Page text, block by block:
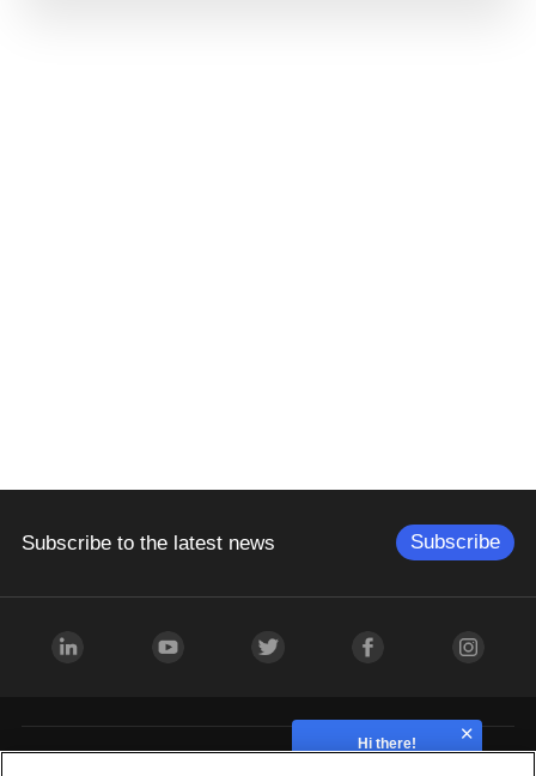
Subscribe to the latest news Subscribe
Hi there!